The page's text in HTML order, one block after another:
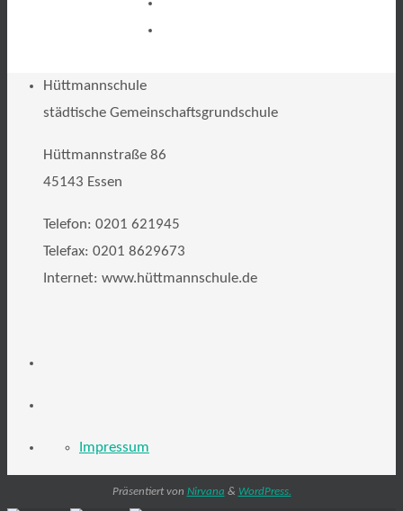
Hüttmannschule
städtische Gemeinschaftsgrundschule
Hüttmannstraße 86
45143 Essen
Telefon: 0201 621945
Telefax: 0201 8629673
Internet: www.hüttmannschule.de
Impressum
Präsentiert von Nirvana & WordPress.